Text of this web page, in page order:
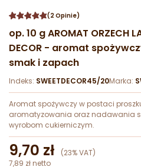
(2 Opinie)
op. 10 g AROMAT ORZECH
DECOR - aromat
smak i zapach
Indeks: SWEETDECOR45/20Marka:
Aromat spożywczy w postaci
aromatyzowania oraz nadawania
wyrobom cukierniczym.
9,70 zł (23% VAT)
7,89 zł netto